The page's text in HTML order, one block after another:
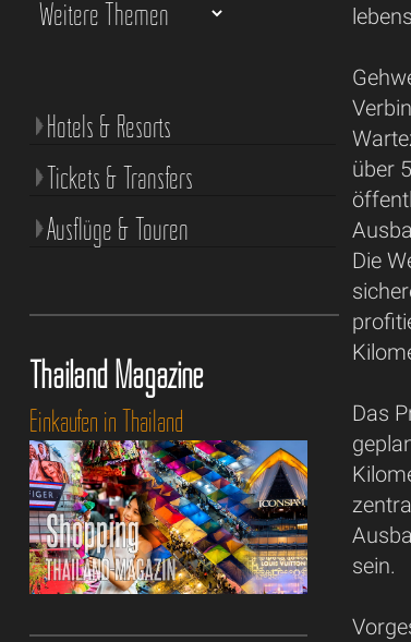
über
Die
Das
sein.
Hotels & Resorts
Tickets & Transfers
Ausflüge & Touren
Thailand Magazine
Einkaufen in Thailand